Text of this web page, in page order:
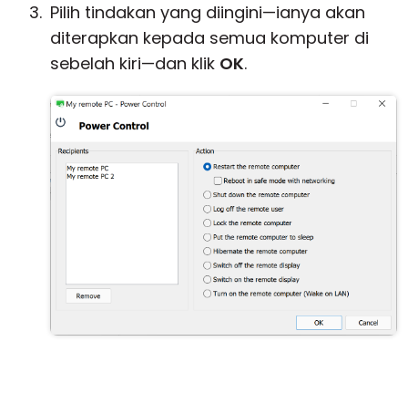
Pilih tindakan yang diingini—ianya akan
diterapkan kepada semua komputer di
sebelah kiri—dan klik OK.